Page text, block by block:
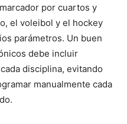
por cuartos y
el voleibol y el hockey
parámetros. Un buen
debe incluir
disciplina, evitando
manualmente cada